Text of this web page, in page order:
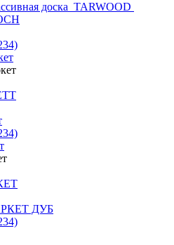
доска TARWOOD
ДУБ